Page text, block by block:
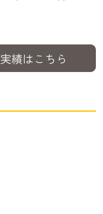
績はこちら